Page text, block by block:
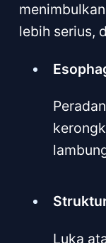
lebih serius,
Luka